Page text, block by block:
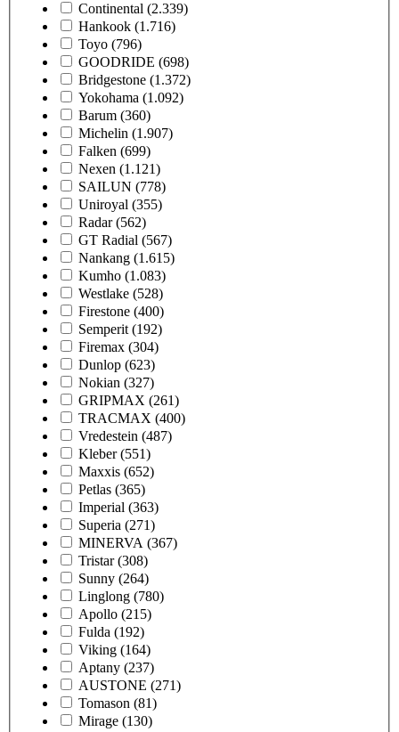
Continental (2.339)
Hankook (1.716)
Toyo (796)
GOODRIDE (698)
Bridgestone (1.372)
Yokohama (1.092)
Barum (360)
Michelin (1.907)
Falken (699)
Nexen (1.121)
SAILUN (778)
Uniroyal (355)
Radar (562)
GT Radial (567)
Nankang (1.615)
Kumho (1.083)
Westlake (528)
Firestone (400)
Semperit (192)
Firemax (304)
Dunlop (623)
Nokian (327)
GRIPMAX (261)
TRACMAX (400)
Vredestein (487)
Kleber (551)
Maxxis (652)
Petlas (365)
Imperial (363)
Superia (271)
MINERVA (367)
Tristar (308)
Sunny (264)
Linglong (780)
Apollo (215)
Fulda (192)
Viking (164)
Aptany (237)
AUSTONE (271)
Tomason (81)
Mirage (130)